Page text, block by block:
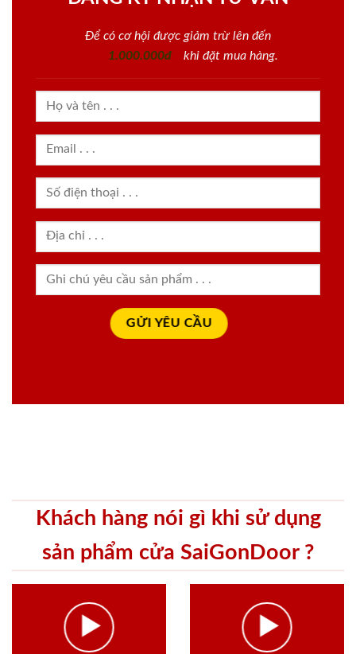
Để có cơ hội được giảm trừ lên đến
1.000.000đ
khi đặt mua hàng.
Khách hàng nói gì khi sử dụng
sản phẩm cửa SaiGonDoor ?